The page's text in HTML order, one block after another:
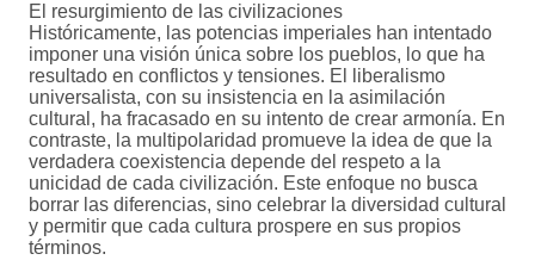
El resurgimiento de las civilizaciones
Históricamente, las potencias imperiales han intentado
imponer una visión única sobre los pueblos, lo que ha
resultado en conflictos y tensiones. El liberalismo
universalista, con su insistencia en la asimilación
cultural, ha fracasado en su intento de crear armonía. En
contraste, la multipolaridad promueve la idea de que la
verdadera coexistencia depende del respeto a la
unicidad de cada civilización. Este enfoque no busca
borrar las diferencias, sino celebrar la diversidad cultural
y permitir que cada cultura prospere en sus propios
términos.